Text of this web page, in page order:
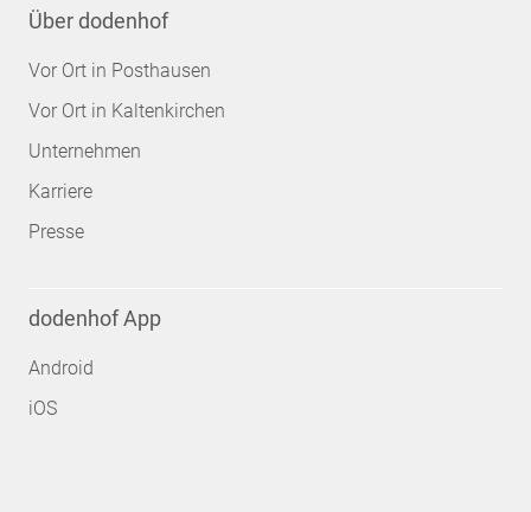
Über dodenhof
Vor Ort in Posthausen
Vor Ort in Kaltenkirchen
Unternehmen
Karriere
Presse
dodenhof App
Android
iOS